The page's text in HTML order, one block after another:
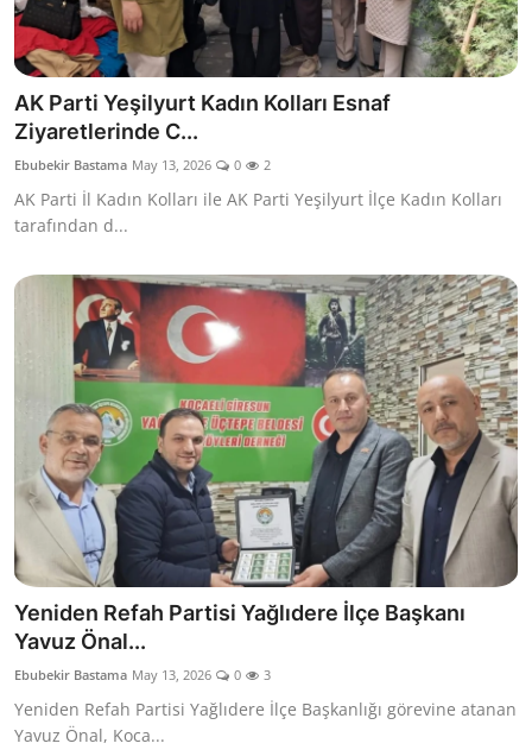
AK Parti Yeşilyurt Kadın Kolları Esnaf
Ziyaretlerinde C...
Ebubekir Bastama May 13, 2026 0 2
AK Parti İl Kadın Kolları ile AK Parti Yeşilyurt İlçe Kadın Kolları
tarafından d...
Yeniden Refah Partisi Yağlıdere İlçe Başkanı
Yavuz Önal...
Ebubekir Bastama May 13, 2026 0 3
Yeniden Refah Partisi Yağlıdere İlçe Başkanlığı görevine atanan
Yavuz Önal, Koca...